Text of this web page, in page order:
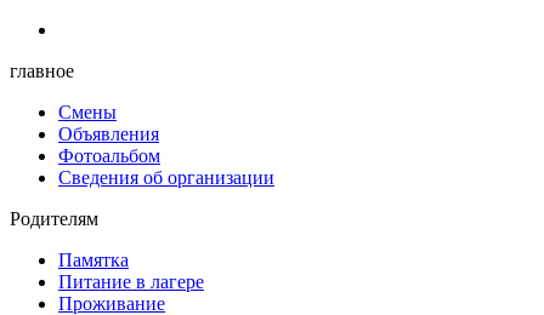
главное
Смены
Объявления
Фотоальбом
Сведения об организации
Родителям
Памятка
Питание в лагере
Проживание